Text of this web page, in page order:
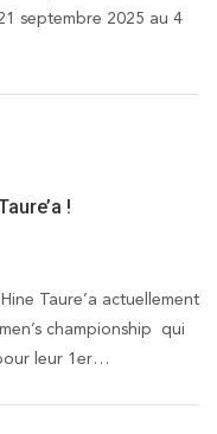
septembre 2025 au 4
!
Taure’a actuellement
championship qui
leur 1er…